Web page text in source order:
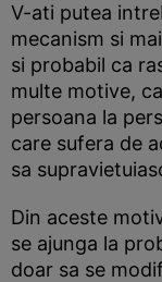
V-ati putea
mecanism si
si probabil ca
multe motive,
persoana la
care sufera de
sa
Din aceste
se ajunga la
doar sa se